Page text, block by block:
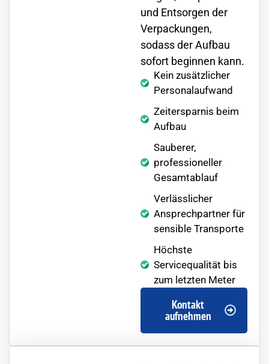
und Entsorgen der
Verpackungen,
sodass der Aufbau
sofort beginnen kann.
Kein zusätzlicher
Personalaufwand
Zeitersparnis beim
Aufbau
Sauberer,
professioneller
Gesamtablauf
Verlässlicher
Ansprechpartner für
sensible Transporte
Höchste
Servicequalität bis
zum letzten Meter
Kontakt
aufnehmen